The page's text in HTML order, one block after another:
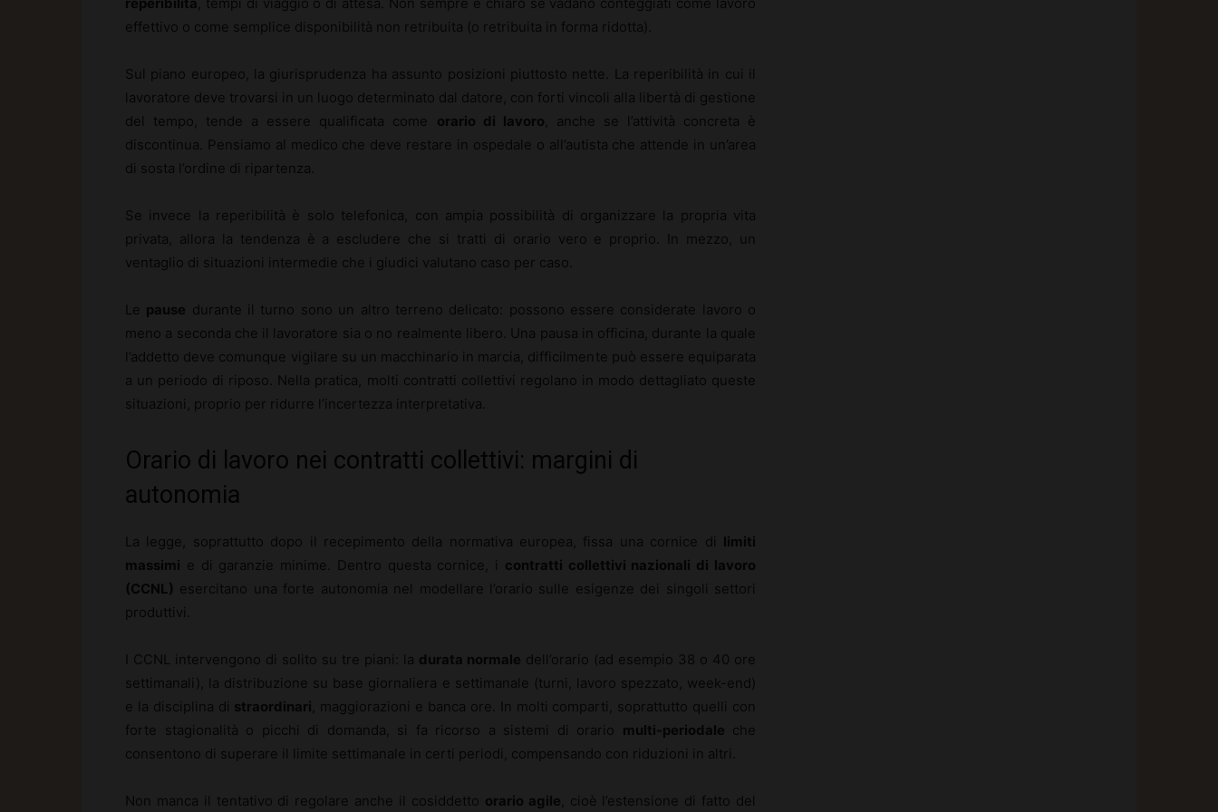
effettivo o come semplice disponibilità non retribuita (o retribuita in forma ridotta).
Sul piano europeo, la giurisprudenza ha assunto posizioni piuttosto nette. La reperibilità in cui il
lavoratore deve trovarsi in un luogo determinato dal datore, con forti vincoli alla libertà di gestione
del tempo, tende a essere qualificata come orario di lavoro , anche se l’attività concreta è
discontinua. Pensiamo al medico che deve restare in ospedale o all’autista che attende in un’area
di sosta l’ordine di ripartenza.
Se invece la reperibilità è solo telefonica, con ampia possibilità di organizzare la propria vita
privata, allora la tendenza è a escludere che si tratti di orario vero e proprio. In mezzo, un
ventaglio di situazioni intermedie che i giudici valutano caso per caso.
Le pause durante il turno sono un altro terreno delicato: possono essere considerate lavoro o
meno a seconda che il lavoratore sia o no realmente libero. Una pausa in officina, durante la quale
l’addetto deve comunque vigilare su un macchinario in marcia, difficilmente può essere equiparata
a un periodo di riposo. Nella pratica, molti contratti collettivi regolano in modo dettagliato queste
situazioni, proprio per ridurre l’incertezza interpretativa.
Orario di lavoro nei contratti collettivi: margini di
autonomia
La legge, soprattutto dopo il recepimento della normativa europea, fissa una cornice di limiti
massimi e di garanzie minime. Dentro questa cornice, i contratti collettivi nazionali di lavoro
(CCNL) esercitano una forte autonomia nel modellare l’orario sulle esigenze dei singoli settori
produttivi.
I CCNL intervengono di solito su tre piani: la durata normale dell’orario (ad esempio 38 o 40 ore
settimanali), la distribuzione su base giornaliera e settimanale (turni, lavoro spezzato, week-end)
e la disciplina di straordinari , maggiorazioni e banca ore. In molti comparti, soprattutto quelli con
forte stagionalità o picchi di domanda, si fa ricorso a sistemi di orario multi-periodale che
consentono di superare il limite settimanale in certi periodi, compensando con riduzioni in altri.
Non manca il tentativo di regolare anche il cosiddetto orario agile , cioè l’estensione di fatto del